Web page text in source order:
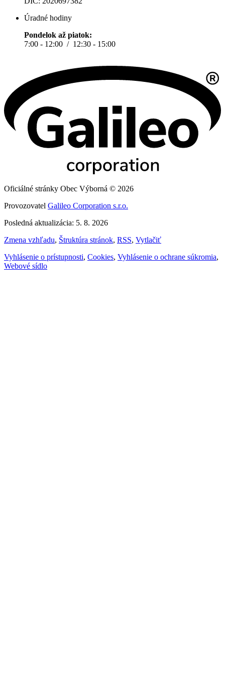
Úradné hodiny
Pondelok až piatok:
7:00 - 12:00 / 12:30 - 15:00
Oficiálné stránky Obec Výborná © 2026
Provozovatel Galileo Corporation s.r.o.
Posledná aktualizácia: 5. 8. 2026
Zmena vzhľadu, Štruktúra stránok, RSS, Vytlačiť
Vyhlásenie o prístupnosti, Cookies, Vyhlásenie o ochrane súkromia,
Webové sídlo